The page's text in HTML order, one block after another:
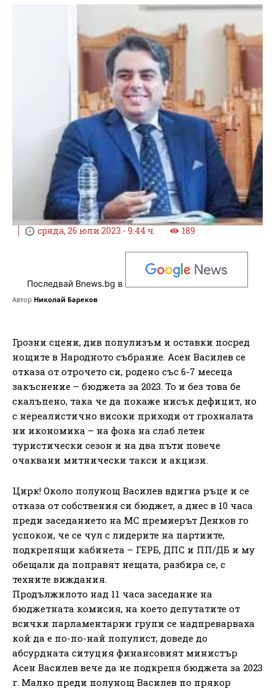
сряда, 26 юли 2023 - 9:44 ч. 189
Последвай Bnews.bg в
Автор Николай Бареков
Грозни сцени, див популизъм и оставки посред
нощите в Народното събрание. Асен Василев се
отказа от отрочето си, родено със 6-7 месеца
закъснение – бюджета за 2023. То и без това бе
скалъпено, така че да покаже нисък дефицит, но
с нереалистично високи приходи от грохналата
ни икономика – на фона на слаб летен
туристически сезон и на два пъти повече
очаквани митнически такси и акцизи.
Цирк! Около полунощ Василев вдигна ръце и се
отказа от собствения си бюджет, а днес в 10 часа
преди заседанието на МС премиерът Денков го
успокои, че се чул с лидерите на партиите,
подкрепящи кабинета – ГЕРБ, ДПС и ПП/ДБ и му
обещали да поправят нещата, разбира се, с
техните виждания.
Продължилото над 11 часа заседание на
бюджетната комисия, на което депутатите от
всички парламентарни групи се надпреварваха
кой да е по-по-най популист, доведе до
абсурдната ситуция финансовият министър
Асен Василев вече да не подкрепя бюджета за 2023
г. Малко преди полунощ Василев по прякор